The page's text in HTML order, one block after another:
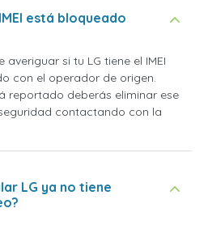
está bloqueado
si tu LG tiene el IMEI
con el operador de origen.
reportado deberás eliminar ese
contactando con la
LG ya no tiene